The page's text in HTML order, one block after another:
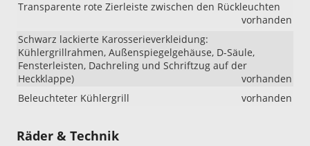
Transparente rote Zierleiste zwischen den Rückleuchten
vorhanden
Schwarz lackierte Karosserieverkleidung:
Kühlergrillrahmen, Außenspiegelgehäuse, D-Säule,
Fensterleisten, Dachreling und Schriftzug auf der
Heckklappe)
vorhanden
Beleuchteter Kühlergrill
vorhanden
Räder & Technik